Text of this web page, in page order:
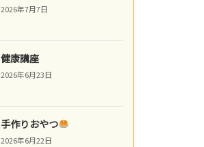
2026年7月7日
健康講座
2026年6月23日
手作りおやつ
2026年6月22日